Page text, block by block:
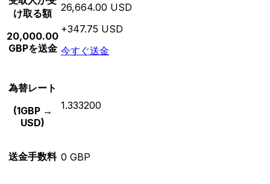
け取る額
20,000.00
GBPを送金
26,664.00 USD
+347.75 USD
今すぐ送金
為替レート
(1GBP →
USD)
1.333200
送金手数料 0 GBP